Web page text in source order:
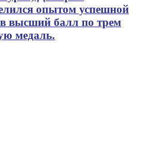
опытом успешной
высший балл по трем
медаль.